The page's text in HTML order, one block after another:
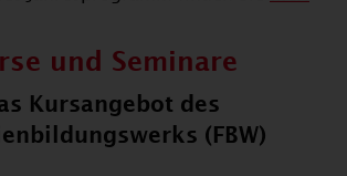
und Seminare
Kursangebot des
(FBW)